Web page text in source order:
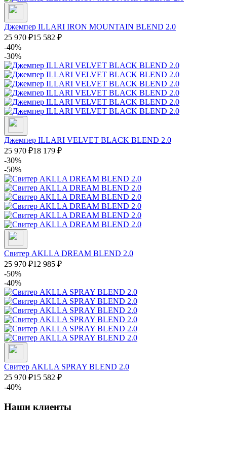
Джемпер ILLARI IRON MOUNTAIN BLEND 2.0
25 970 ₽15 582 ₽
-40%
-30%
Джемпер ILLARI VELVET BLACK BLEND 2.0
25 970 ₽18 179 ₽
-30%
-50%
Свитер AKLLA DREAM BLEND 2.0
25 970 ₽12 985 ₽
-50%
-40%
Свитер AKLLA SPRAY BLEND 2.0
25 970 ₽15 582 ₽
-40%
Наши клиенты